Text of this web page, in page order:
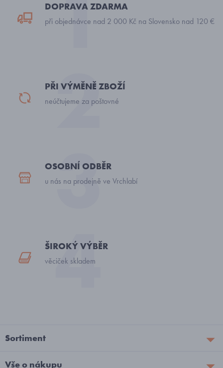
DOPRAVA ZDARMA
při objednávce nad 2 000 Kč na Slovensko nad 120 €
PŘI VÝMĚNĚ ZBOŽÍ
neúčtujeme za poštovné
OSOBNÍ ODBĚR
u nás na prodejně ve Vrchlabí
ŠIROKÝ VÝBĚR
věciček skladem
Sortiment
Vše o nákupu